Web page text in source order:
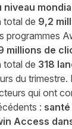
niveau
total de 9,2
programmes
millions de
total de 318
du trimestre.
qui ont
:
Access